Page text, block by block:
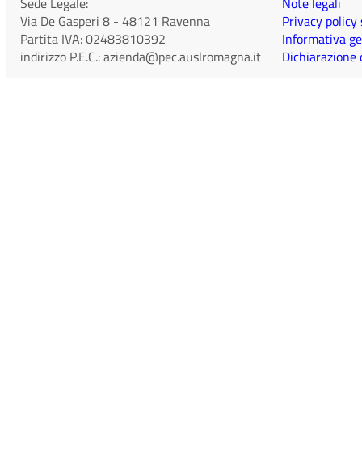
Via De Gasperi 8 - 48121 Ravenna
Partita IVA:02483810392
indirizzo P.E.C.:azienda@pec.auslromagna.it
Privacy
Informativa
Dichiarazione